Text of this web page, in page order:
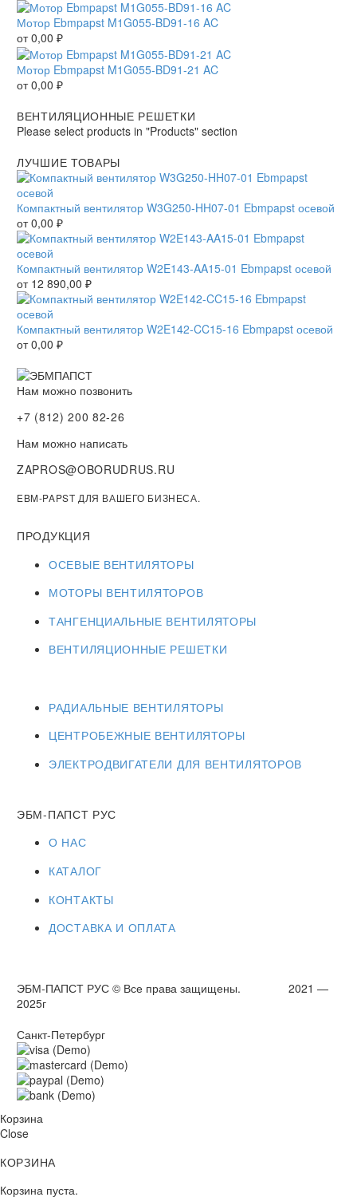
Мотор Ebmpapst M1G055-BD91-16 AC
от0,00 ₽
Мотор Ebmpapst M1G055-BD91-21 AC
от0,00 ₽
ВЕНТИЛЯЦИОННЫЕ РЕШЕТКИ
Please select products in "Products" section
ЛУЧШИЕ ТОВАРЫ
Компактный вентилятор W3G250-HH07-01 Ebmpapst осевой
от0,00 ₽
Компактный вентилятор W2E143-AA15-01 Ebmpapst осевой
от 12 890,00 ₽
Компактный вентилятор W2E142-CC15-16 Ebmpapst осевой
от0,00 ₽
Нам можно позвонить
+7 (812) 200 82-26
Нам можно написать
ZAPROS@OBORUDRUS.RU
EBM-PAPST ДЛЯ ВАШЕГО БИЗНЕСА.
ПРОДУКЦИЯ
ОСЕВЫЕ ВЕНТИЛЯТОРЫ
МОТОРЫ ВЕНТИЛЯТОРОВ
ТАНГЕНЦИАЛЬНЫЕ ВЕНТИЛЯТОРЫ
ВЕНТИЛЯЦИОННЫЕ РЕШЕТКИ
РАДИАЛЬНЫЕ ВЕНТИЛЯТОРЫ
ЦЕНТРОБЕЖНЫЕ ВЕНТИЛЯТОРЫ
ЭЛЕКТРОДВИГАТЕЛИ ДЛЯ ВЕНТИЛЯТОРОВ
ЭБМ-ПАПСТ РУС
О НАС
КАТАЛОГ
КОНТАКТЫ
ДОСТАВКА И ОПЛАТА
ЭБМ-ПАПСТ РУС © Все права защищены. 2021 —
2025г
Санкт-Петербург
Корзина
Close
КОРЗИНА
Корзина пуста.